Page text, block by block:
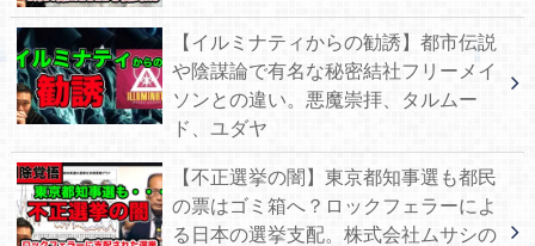
【イルミナティからの勧誘】都市伝説
や陰謀論で有名な秘密結社フリーメイ
ソンとの違い。悪魔崇拝、タルムー
ド、ユダヤ
【不正選挙の闇】東京都知事選も都民
の票はゴミ箱へ？ロックフェラーによ
る日本の選挙支配。株式会社ムサシの